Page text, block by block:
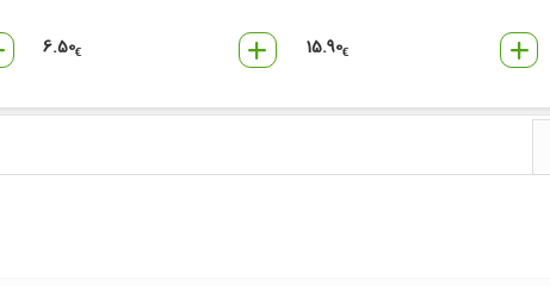
15.90€
6.50€